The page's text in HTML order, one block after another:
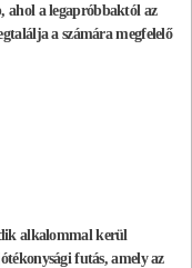
, ahol a legapróbbaktól az
a számára megfelelő
alkalommal kerül
futás, amely az